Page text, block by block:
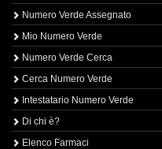
Numero Verde Assegnato
Mio Numero Verde
Numero Verde Cerca
Cerca Numero Verde
Intestatario Numero Verde
Di chi è?
Elenco Farmaci